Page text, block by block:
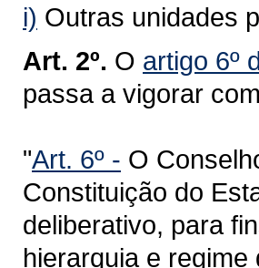
i) Outras unidades
Art. 2º. O artigo 6º
passa a vigorar
"Art. 6º - O
Constituição do
deliberativo, para
hierarquia e